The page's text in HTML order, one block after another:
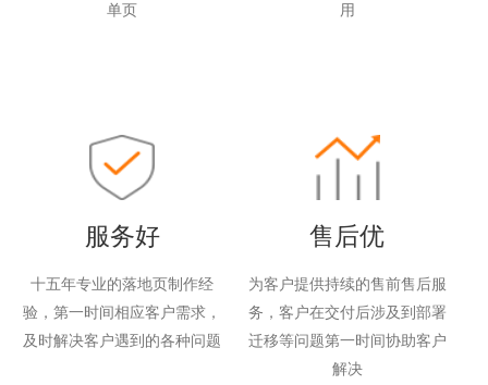
单页
用
服务好
十五年专业的落地页制作经
验，第一时间相应客户需求，
及时解决客户遇到的各种问题
售后优
为客户提供持续的售前售后服
务，客户在交付后涉及到部署
迁移等问题第一时间协助客户
解决